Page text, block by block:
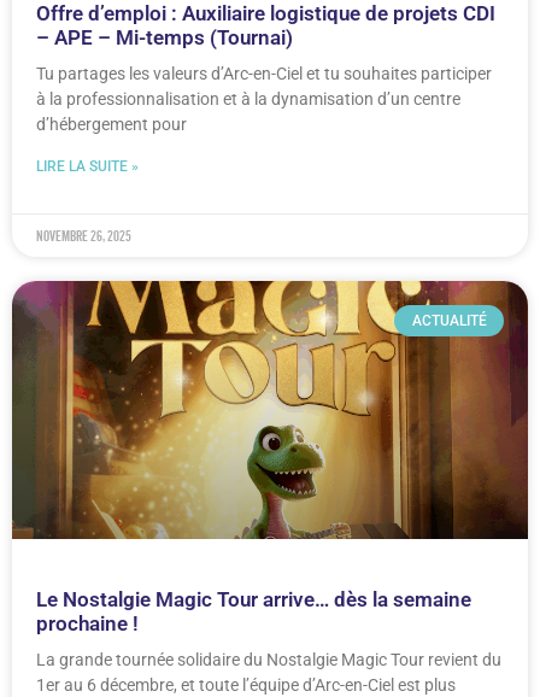
Offre d’emploi : Auxiliaire logistique de projets CDI
– APE – Mi-temps (Tournai)
Tu partages les valeurs d’Arc-en-Ciel et tu souhaites participer
à la professionnalisation et à la dynamisation d’un centre
d’hébergement pour
LIRE LA SUITE »
novembre 26, 2025
ACTUALITÉ
Le Nostalgie Magic Tour arrive… dès la semaine
prochaine !
La grande tournée solidaire du Nostalgie Magic Tour revient du
1er au 6 décembre, et toute l’équipe d’Arc-en-Ciel est plus